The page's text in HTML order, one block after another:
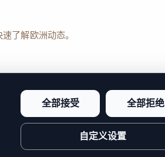
了解欧洲动态。
感和站点完整度。
全部接受 全部拒绝
自定义设置